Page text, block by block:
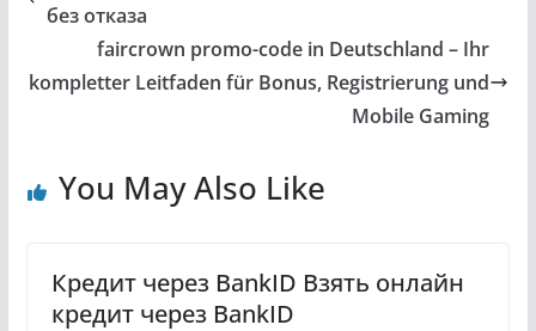
без отказа
faircrown promo-code in Deutschland – Ihr
kompletter Leitfaden für Bonus, Registrierung und
Mobile Gaming
You May Also Like
Кредит через BankID Взять онлайн
кредит через BankID